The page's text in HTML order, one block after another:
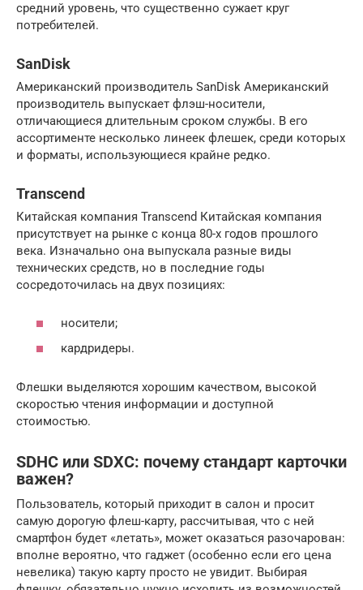
средний уровень, что существенно сужает круг
потребителей.
SanDisk
Американский производитель SanDisk Американский
производитель выпускает флэш-носители,
отличающиеся длительным сроком службы. В его
ассортименте несколько линеек флешек, среди которых
и форматы, использующиеся крайне редко.
Transcend
Китайская компания Transcend Китайская компания
присутствует на рынке с конца 80-х годов прошлого
века. Изначально она выпускала разные виды
технических средств, но в последние годы
сосредоточилась на двух позициях:
носители;
кардридеры.
Флешки выделяются хорошим качеством, высокой
скоростью чтения информации и доступной
стоимостью.
SDHC или SDXC: почему стандарт карточки
важен?
Пользователь, который приходит в салон и просит
самую дорогую флеш-карту, рассчитывая, что с ней
смартфон будет «летать», может оказаться разочарован:
вполне вероятно, что гаджет (особенно если его цена
невелика) такую карту просто не увидит. Выбирая